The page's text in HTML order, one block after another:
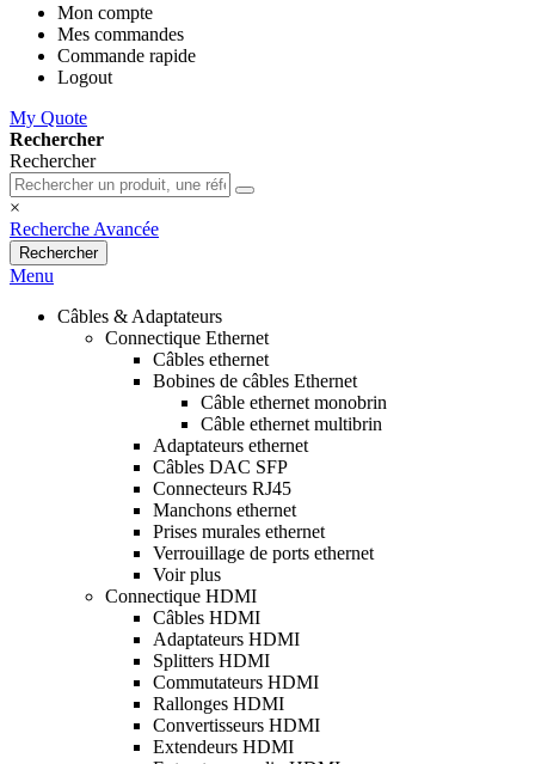
Mon compte
Mes commandes
Commande rapide
Logout
My Quote
Rechercher
Rechercher
×
Recherche Avancée
Rechercher
Menu
Câbles & Adaptateurs
Connectique Ethernet
Câbles ethernet
Bobines de câbles Ethernet
Câble ethernet monobrin
Câble ethernet multibrin
Adaptateurs ethernet
Câbles DAC SFP
Connecteurs RJ45
Manchons ethernet
Prises murales ethernet
Verrouillage de ports ethernet
Voir plus
Connectique HDMI
Câbles HDMI
Adaptateurs HDMI
Splitters HDMI
Commutateurs HDMI
Rallonges HDMI
Convertisseurs HDMI
Extendeurs HDMI